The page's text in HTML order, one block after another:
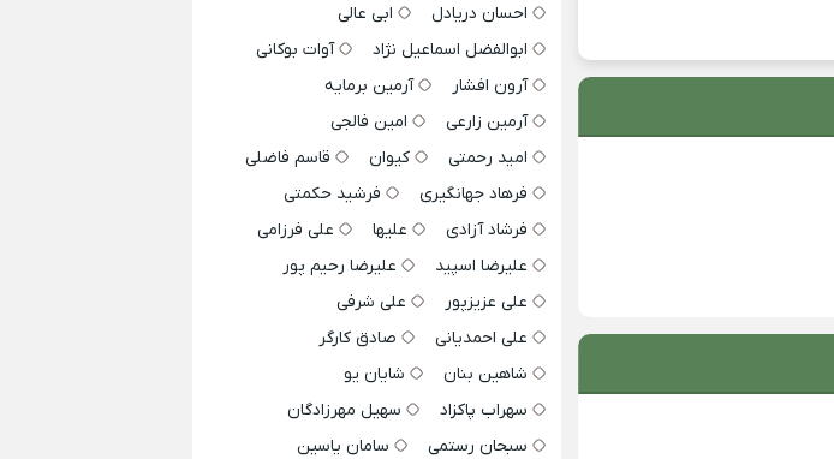
احسان دریادل
ابی عالی
ابوالفضل اسماعیل نژاد
آوات بوکانی
آرون افشار
آرمین برمایه
آرمین زارعی
امین فالجی
امید رحمتی
کیوان
قاسم فاضلی
فرهاد جهانگیری
فرشید حکمتی
فرشاد آزادی
علیها
علی فرزامی
علیرضا اسپید
علیرضا رحیم پور
علی عزیزپور
علی شرفی
علی احمدیانی
صادق کارگر
شاهین بنان
شایان یو
سهراب پاکزاد
سهیل مهرزادگان
سبحان رستمی
سامان یاسین